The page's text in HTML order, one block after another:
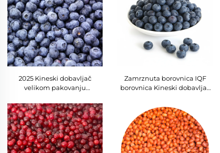
2025 Kineski dobavljač
velikom pakovanju
borovnica povoljna cijena IQF
zatvorena svježina
zamrznuto voće
Zamrznuta borovnica IQF
borovnica Kineski dobavljač
borovnica IQF borovnica
Velikom pakovanju za
globalne distributere